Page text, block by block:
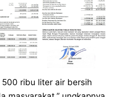
ribu liter air bersih